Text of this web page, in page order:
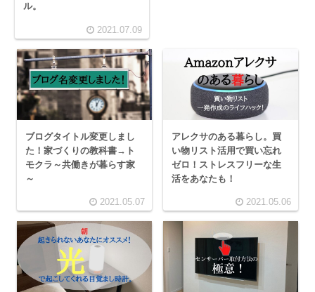
ル。
2021.07.09
ブログタイトル変更しまし
た！家づくりの教科書→ト
モクラ～共働きが暮らす家
～
2021.05.07
アレクサのある暮らし。買
い物リスト活用で買い忘れ
ゼロ！ストレスフリーな生
活をあなたも！
2021.05.06